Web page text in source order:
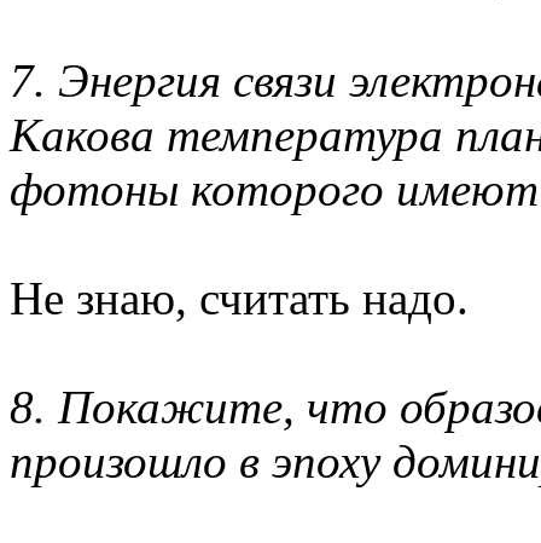
7. Энергия связи
Какова температура
фотоны которого
Не знаю, считать надо.
8. Покажите, что
произошло в эпоху